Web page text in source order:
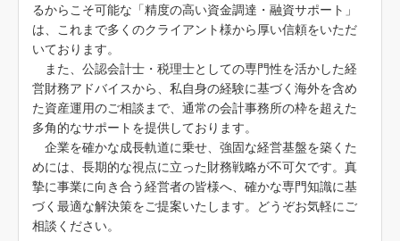
るからこそ可能な「精度の高い資金調達・融資サポート」
は、これまで多くのクライアント様から厚い信頼をいただ
いております。
また、公認会計士・税理士としての専門性を活かした経
営財務アドバイスから、私自身の経験に基づく海外を含め
た資産運用のご相談まで、通常の会計事務所の枠を超えた
多角的なサポートを提供しております。
企業を確かな成長軌道に乗せ、強固な経営基盤を築くた
めには、長期的な視点に立った財務戦略が不可欠です。真
摯に事業に向き合う経営者の皆様へ、確かな専門知識に基
づく最適な解決策をご提案いたします。どうぞお気軽にご
相談ください。